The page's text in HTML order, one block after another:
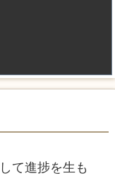
て進捗を生も